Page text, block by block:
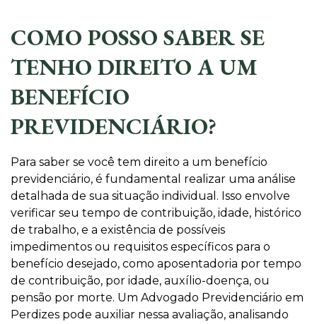
COMO POSSO SABER SE
TENHO DIREITO A UM
BENEFÍCIO
PREVIDENCIÁRIO?
Para saber se você tem direito a um benefício
previdenciário, é fundamental realizar uma análise
detalhada de sua situação individual. Isso envolve
verificar seu tempo de contribuição, idade, histórico
de trabalho, e a existência de possíveis
impedimentos ou requisitos específicos para o
benefício desejado, como aposentadoria por tempo
de contribuição, por idade, auxílio-doença, ou
pensão por morte. Um Advogado Previdenciário em
Perdizes pode auxiliar nessa avaliação, analisando